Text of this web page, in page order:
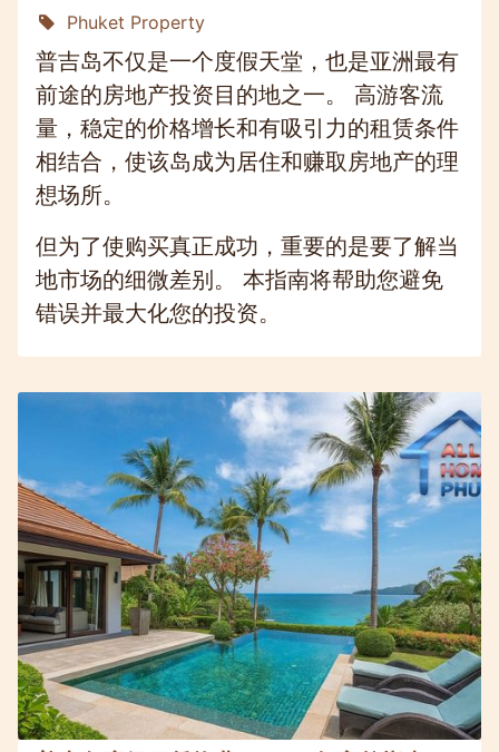
Phuket Property
普吉岛不仅是一个度假天堂，也是亚洲最有
前途的房地产投资目的地之一。 高游客流
量，稳定的价格增长和有吸引力的租赁条件
相结合，使该岛成为居住和赚取房地产的理
想场所。
但为了使购买真正成功，重要的是要了解当
地市场的细微差别。 本指南将帮助您避免
错误并最大化您的投资。